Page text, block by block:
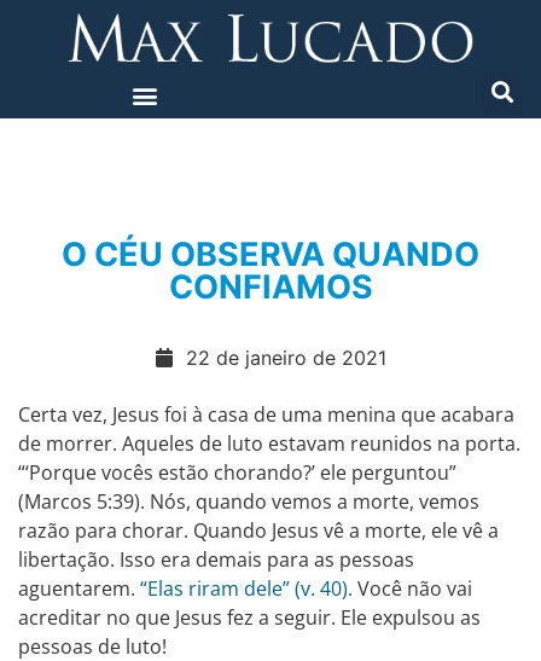
O CÉU OBSERVA QUANDO
CONFIAMOS
22 de janeiro de 2021
Certa vez, Jesus foi à casa de uma menina que acabara
de morrer. Aqueles de luto estavam reunidos na porta.
“‘Porque vocês estão chorando?’ ele perguntou”
(Marcos 5:39). Nós, quando vemos a morte, vemos
razão para chorar. Quando Jesus vê a morte, ele vê a
libertação. Isso era demais para as pessoas
aguentarem. “Elas riram dele” (v. 40). Você não vai
acreditar no que Jesus fez a seguir. Ele expulsou as
pessoas de luto!